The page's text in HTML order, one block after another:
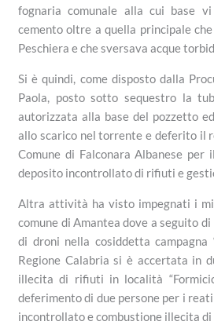
fognaria comunale alla cui base
cemento oltre a quella principale
Peschiera e che sversava acque
Si è quindi, come disposto dalla
Paola, posto sotto sequestro la
autorizzata alla base del pozzetto
allo scarico nel torrente e deferito il
Comune di Falconara Albanese per
deposito incontrollato di rifiuti e
Altra attività ha visto impegnati i
comune di Amantea dove a seguito
di droni nella cosiddetta campagna
Regione Calabria si è accertata in
illecita di rifiuti in località
deferimento di due persone per i
incontrollato e combustione illecita